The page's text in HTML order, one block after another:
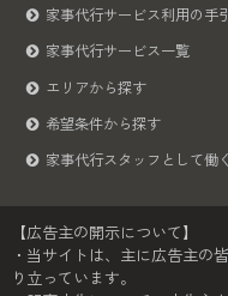
家事代行サービス利用の手
家事代行サービス一覧
エリアから探す
希望条件から探す
家事代行スタッフとして働く
【広告主の開示について】
・当サイトは、主に広告主の
り立っています。